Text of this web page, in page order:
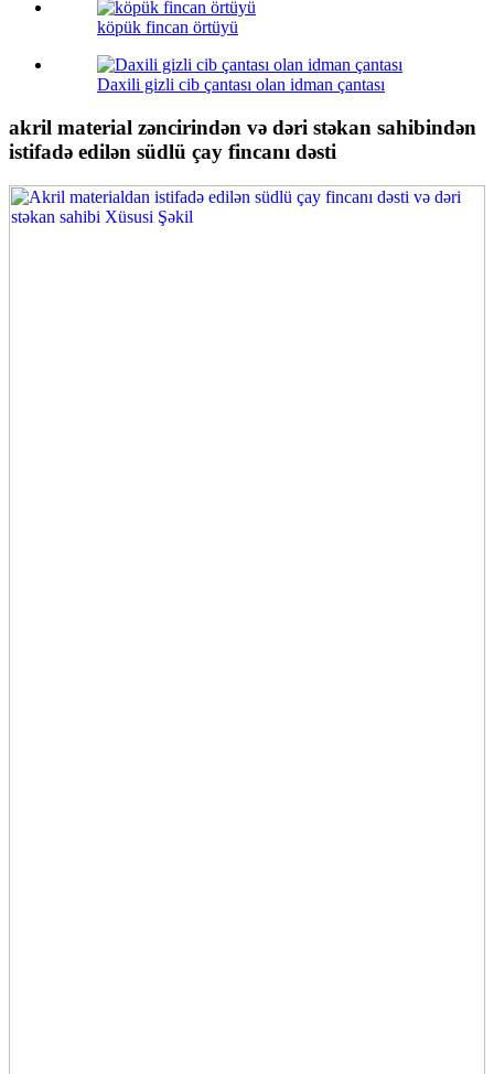
köpük fincan örtüyü
Daxili gizli cib çantası olan idman çantası
akril material zəncirindən və dəri stəkan sahibindən
istifadə edilən südlü çay fincanı dəsti